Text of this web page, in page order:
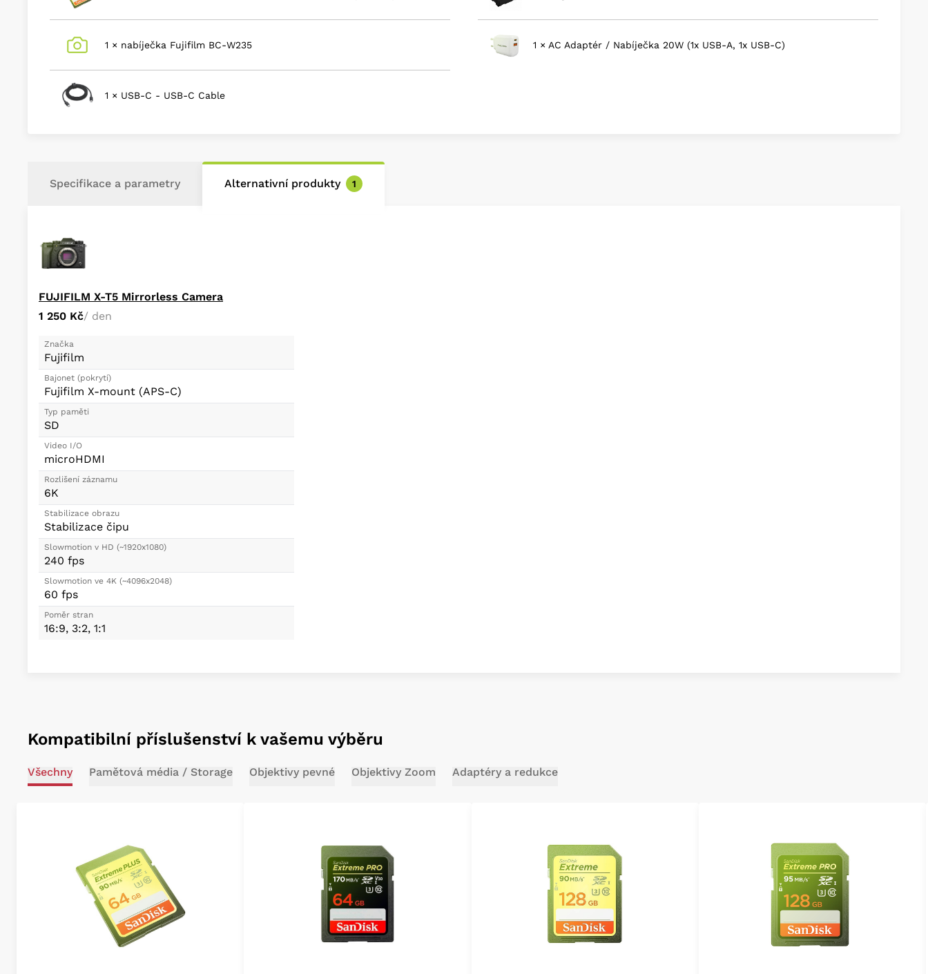
Film Simulation Modes
1 × nabíječka Fujifilm BC-W235 1 × AC Adaptér / Nabíječka 20W (1x USB-A, 1x USB-C)
1 × USB-C - USB-C Cable
Specifikace a parametry Alternativní produkty 1
FUJIFILM X-T5 Mirrorless Camera
1 250 Kč/ den
Značka
Fujifilm
Bajonet (pokrytí)
Fujifilm X-mount (APS-C)
Typ paměti
SD
Video I/O
microHDMI
Rozlišení záznamu
6K
Stabilizace obrazu
Stabilizace čipu
Slowmotion v HD (~1920x1080)
240 fps
Slowmotion ve 4K (~4096x2048)
60 fps
Poměr stran
16:9, 3:2, 1:1
Kompatibilní příslušenství k vašemu výběru
Všechny Pamětová média / Storage Objektivy pevné Objektivy Zoom Adaptéry a redukce